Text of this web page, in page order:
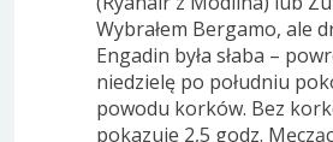
Wybrałem Bergamo, ale
Engadin była słaba –
niedzielę po południu
powodu korków. Bez
pokazuje 2,5 godz.